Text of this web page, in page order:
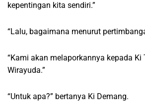
kepentingan kita sendiri.”
“Lalu, bagaimana menurut
“Kami akan melaporkannya kepada Ki
Wirayuda.”
“Untuk apa?” bertanya Ki Demang.